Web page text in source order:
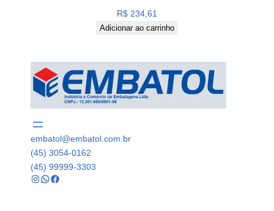
R$ 234,61
Adicionar ao carrinho
embatol@embatol.com.br
(45) 3054-0162
(45) 99999-3303
Instagram WhatsApp Facebook